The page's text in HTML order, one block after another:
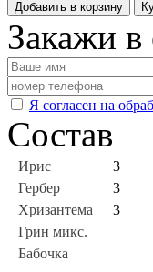
Добавить в корзину
Закажи
Я согласен на
Состав
Ирис
3
Гербер
3
Хризантема
3
Грин микс.
Бабочка